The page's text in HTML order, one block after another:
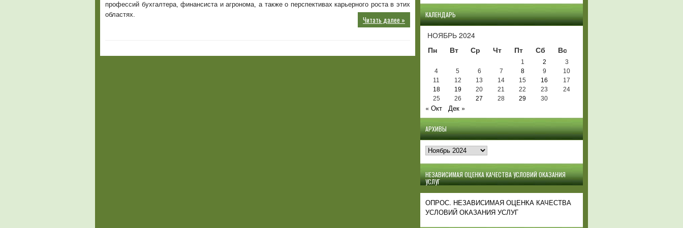
профессий бухгалтера, финансиста и агронома, а также о перспективах карьерного роста в этих
областях.
Читать далее »
КАЛЕНДАРЬ
НОЯБРЬ 2024
Пн
Вт Ср Чт Пт Сб Вс
1 2
3
4
5 6 7 8 9
10
11
12 13 14 15 16
17
18
19 20 21 22 23
24
25
26 27 28 29 30
« Окт Дек »
АРХИВЫ
Архивы
НЕЗАВИСИМАЯ ОЦЕНКА КАЧЕСТВА УСЛОВИЙ ОКАЗАНИЯ
УСЛУГ
ОПРОС. НЕЗАВИСИМАЯ ОЦЕНКА КАЧЕСТВА
УСЛОВИЙ ОКАЗАНИЯ УСЛУГ